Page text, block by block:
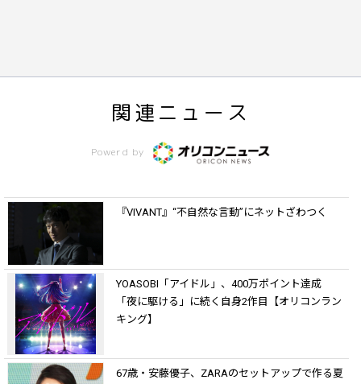
関連ニュース
Powerd by
『VIVANT』“不自然な言動”にネットざわつく
YOASOBI「アイドル」、400万ポイント達成
「夜に駆ける」に続く自身2作目【オリコンラン
キング】
67歳・安藤優子、ZARAのセットアップで作る夏